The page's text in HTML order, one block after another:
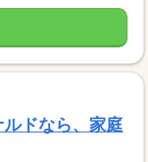
ドなら、家庭